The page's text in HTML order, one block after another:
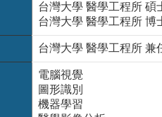
台灣大學 醫學工程所 碩
台灣大學 醫學工程所 博
台灣大學 醫學工程所 兼
電腦視覺
圖形識別
機器學習